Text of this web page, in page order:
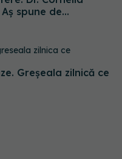
Greșeala zilnică ce